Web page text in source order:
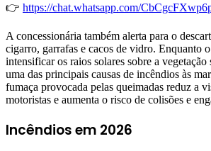
👉 https://chat.whatsapp.com/
A concessionária também alerta para o
cigarro, garrafas e cacos de vidro. Enquanto
intensificar os raios solares sobre a vegetação
uma das principais causas de incêndios às
fumaça provocada pelas queimadas reduz a
motoristas e aumenta o risco de colisões e
Incêndios em 2026